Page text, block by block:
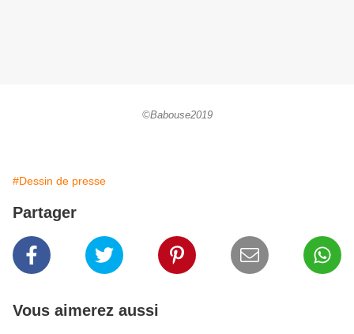
©Babouse2019
#Dessin de presse
Partager
Vous aimerez aussi